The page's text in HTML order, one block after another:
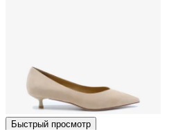
Быстрый просмотр